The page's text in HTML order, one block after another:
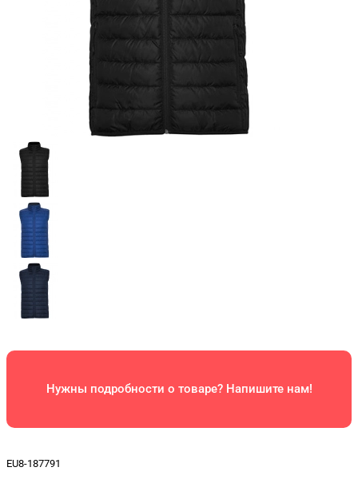
Нужны подробности о товаре? Напишите нам!
EU8-187791